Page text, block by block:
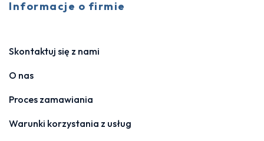
Informacje o firmie
Skontaktuj się z nami
O nas
Proces zamawiania
Warunki korzystania z usług